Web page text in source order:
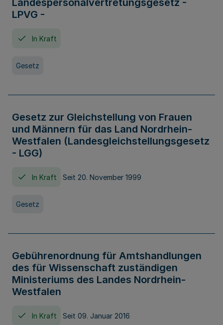
Landespersonalvertretungsgesetz -
LPVG -
In Kraft
Gesetz
Gesetz zur Gleichstellung von Frauen
und Männern für das Land Nordrhein-
Westfalen (Landesgleichstellungsgesetz
- LGG)
In Kraft Seit 20. November 1999
Gesetz
Gebührenordnung für Amtshandlungen
des für Wissenschaft zuständigen
Ministeriums des Landes Nordrhein-
Westfalen
In Kraft Seit 09. Januar 2016